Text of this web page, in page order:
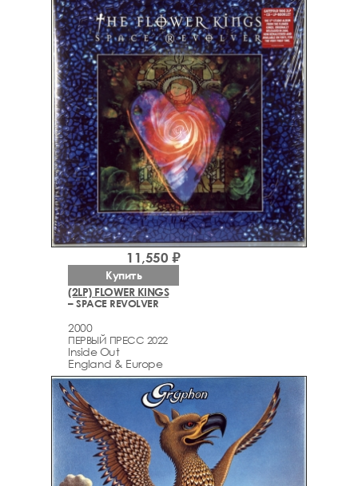
(2LP) FLOWER KINGS
– SPACE REVOLVER
2000
ПЕРВЫЙ ПРЕСС 2022
Inside Out
England & Europe
11,550 ₽
Купить